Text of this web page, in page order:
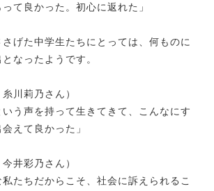
て良かった。初心に返れた」
げた中学生たちにとっては、何ものに
なったようです。
川莉乃さん）
いう声を持って生きてきて、こんなにす
えて良かった」
井彩乃さん）
私たちだからこそ、社会に訴えられるこ